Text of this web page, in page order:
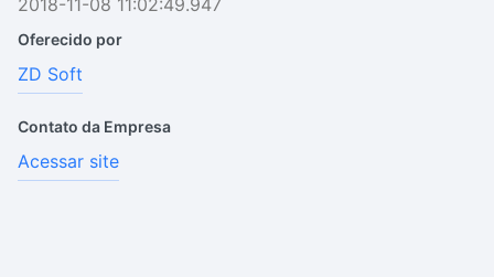
2018-11-08 11:02:49.947
Oferecido por
ZD Soft
Contato da Empresa
Acessar site